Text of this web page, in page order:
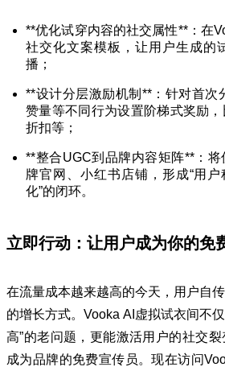
**优化试穿内容的社交属性**：在
社交化文案模板，让用户生成的
播；
**设计分层激励机制**：针对首次
赞量等不同行为设置阶梯式奖励
折扣等；
**整合UGC到品牌内容矩阵**：
牌官网、小红书店铺，形成“用
化”的闭环。
立即行动：让用户成为你的免
在流量成本越来越高的今天，用户自
的增长方式。Vooka AI虚拟试衣间不
高”的老问题，更能激活用户的社交
成为品牌的免费宣传员。现在访问